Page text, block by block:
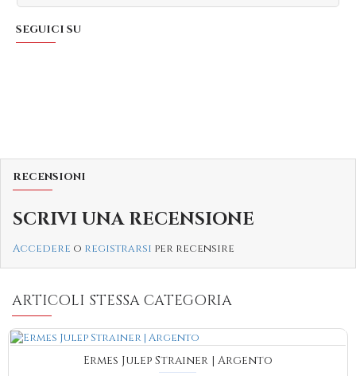
SEGUICI SU
RECENSIONI
SCRIVI UNA RECENSIONE
Accedere o registrarsi per recensire
ARTICOLI STESSA CATEGORIA
Ermes Julep Strainer | Argento